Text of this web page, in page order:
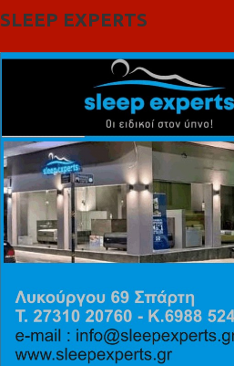
SLEEP EXPERTS